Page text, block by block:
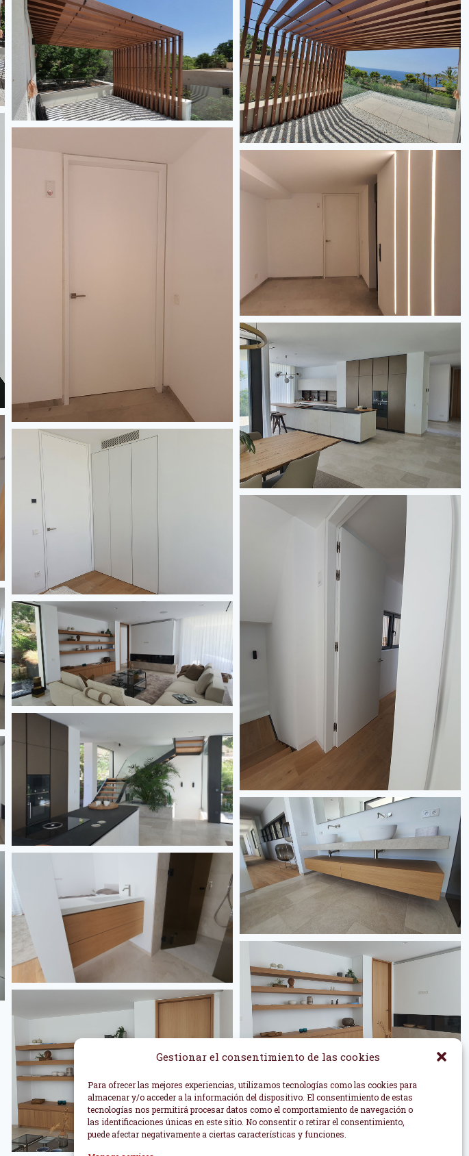
Gestionar el consentimiento de las cookies
Para ofrecer las mejores experiencias, utilizamos tecnologías como las cookies para
almacenar y/o acceder a la información del dispositivo. El consentimiento de estas
tecnologías nos permitirá procesar datos como el comportamiento de navegación o
las identificaciones únicas en este sitio. No consentir o retirar el consentimiento,
puede afectar negativamente a ciertas características y funciones.